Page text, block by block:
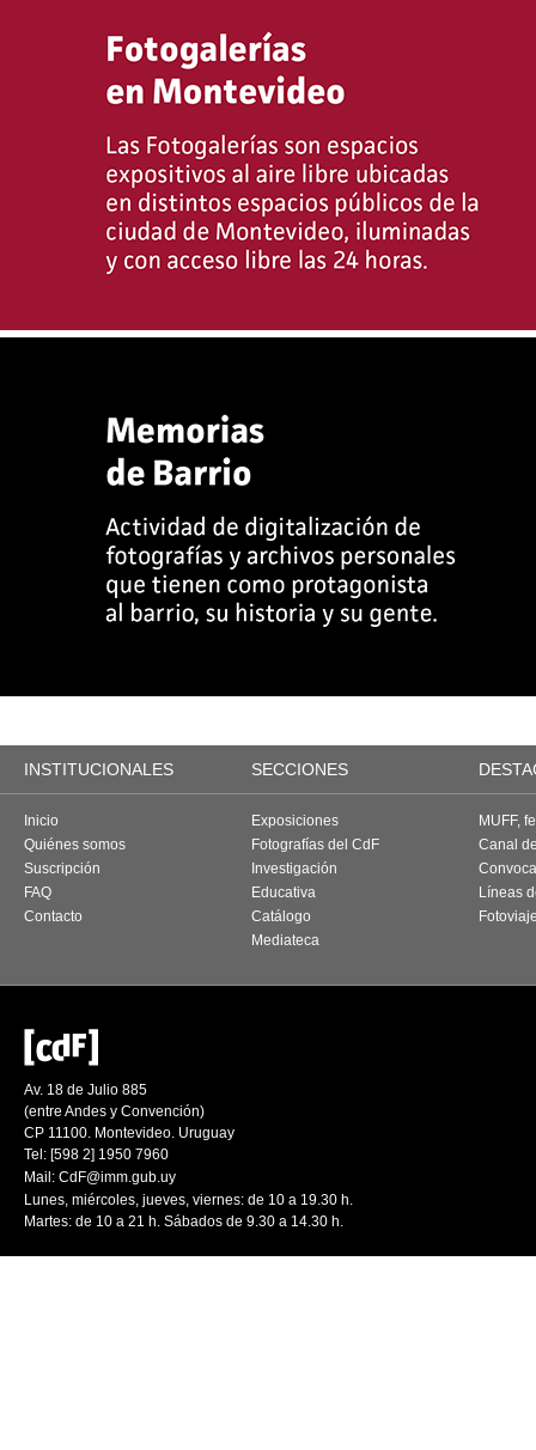
INSTITUCIONALES SECCIONES
Inicio
Quiénes somos
Suscripción
FAQ
Contacto
Exposiciones
Fotografías del CdF
Investigación
Educativa
Catálogo
Mediateca
MUFF,
Canal
Líneas
Av. 18 de Julio 885
(entre Andes y Convención)
CP 11100. Montevideo. Uruguay
Tel: [598 2] 1950 7960
Mail: CdF@imm.gub.uy
Lunes, miércoles, jueves, viernes: de 10 a 19.30 h.
Martes: de 10 a 21 h. Sábados de 9.30 a 14.30 h.